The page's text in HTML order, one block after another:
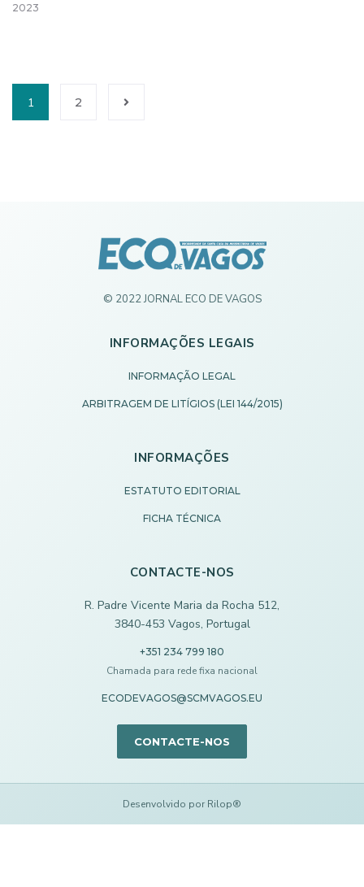
2023
1 2
© 2022 JORNAL ECO DE VAGOS
INFORMAÇÕES LEGAIS
INFORMAÇÃO LEGAL
ARBITRAGEM DE LITÍGIOS (LEI 144/2015)
INFORMAÇÕES
ESTATUTO EDITORIAL
FICHA TÉCNICA
CONTACTE-NOS
R. Padre Vicente Maria da Rocha 512,
3840-453 Vagos, Portugal
+351 234 799 180
Chamada para rede fixa nacional
ECODEVAGOS@SCMVAGOS.EU
CONTACTE-NOS
Desenvolvido por Rilop®